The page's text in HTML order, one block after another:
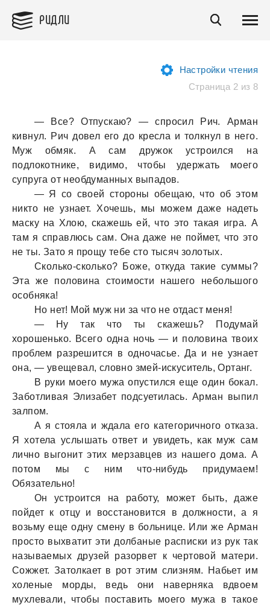
РИДЛИ
Настройки чтения
Страница 2 из 8
— Все? Отпускаю? — спросил Рич. Арман
кивнул. Рич довел его до кресла и толкнул в него.
Муж обмяк. А сам дружок устроился на
подлокотнике, видимо, чтобы удержать моего
супруга от необдуманных выпадов.
— Я со своей стороны обещаю, что об этом
никто не узнает. Хочешь, мы можем даже надеть
маску на Хлою, скажешь ей, что это такая игра. А
там я справлюсь сам. Она даже не поймет, что это
не ты. Зато я прощу тебе сто тысяч золотых.
Сколько-сколько? Боже, откуда такие суммы?
Эта же половина стоимости нашего небольшого
особняка!
Но нет! Мой муж ни за что не отдаст меня!
— Ну так что ты скажешь? Подумай
хорошенько. Всего одна ночь — и половина твоих
проблем разрешится в одночасье. Да и не узнает
она, — увещевал, словно змей-искуситель, Ортанг.
В руки моего мужа опустился еще один бокал.
Заботливая Элизабет подсуетилась. Арман выпил
залпом.
А я стояла и ждала его категоричного отказа.
Я хотела услышать ответ и увидеть, как муж сам
лично выгонит этих мерзавцев из нашего дома. А
потом мы с ним что-нибудь придумаем!
Обязательно!
Он устроится на работу, может быть, даже
пойдет к отцу и восстановится в должности, а я
возьму еще одну смену в больнице. Или же Арман
просто выхватит эти долбаные расписки из рук так
называемых друзей разорвет к чертовой матери.
Сожжет. Затолкает в рот этим слизням. Набьет им
холеные морды, ведь они наверняка вдвоем
мухлевали, чтобы поставить моего мужа в такое